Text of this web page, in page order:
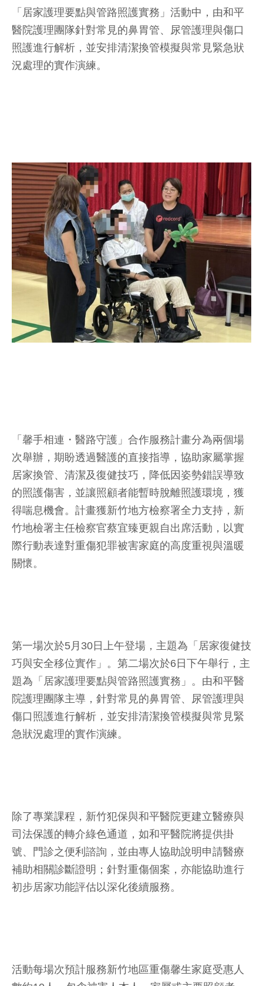
「居家護理要點與管路照護實務」活動中，由和平
醫院護理團隊針對常見的鼻胃管、尿管護理與傷口
照護進行解析，並安排清潔換管模擬與常見緊急狀
況處理的實作演練。
「馨手相連・醫路守護」合作服務計畫分為兩個場
次舉辦，期盼透過醫護的直接指導，協助家屬掌握
居家換管、清潔及復健技巧，降低因姿勢錯誤導致
的照護傷害，並讓照顧者能暫時脫離照護環境，獲
得喘息機會。計畫獲新竹地方檢察署全力支持，新
竹地檢署主任檢察官蔡宜臻更親自出席活動，以實
際行動表達對重傷犯罪被害家庭的高度重視與溫暖
關懷。
第一場次於5月30日上午登場，主題為「居家復健技
巧與安全移位實作」。第二場次於6日下午舉行，主
題為「居家護理要點與管路照護實務」。由和平醫
院護理團隊主導，針對常見的鼻胃管、尿管護理與
傷口照護進行解析，並安排清潔換管模擬與常見緊
急狀況處理的實作演練。
除了專業課程，新竹犯保與和平醫院更建立醫療與
司法保護的轉介綠色通道，如和平醫院將提供掛
號、門診之便利諮詢，並由專人協助說明申請醫療
補助相關診斷證明；針對重傷個案，亦能協助進行
初步居家功能評估以深化後續服務。
活動每場次預計服務新竹地區重傷馨生家庭受惠人